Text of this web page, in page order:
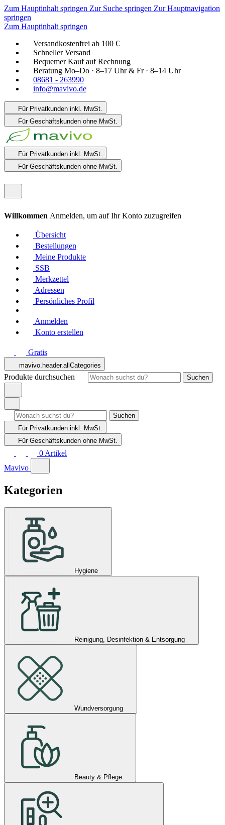
Zum Hauptinhalt springen Zur Suche springen Zur Hauptnavigation
springen
Zum Hauptinhalt springen
Versandkostenfrei ab 100 €
Schneller Versand
Bequemer Kauf auf Rechnung
Beratung Mo–Do · 8–17 Uhr & Fr · 8–14 Uhr
08681 - 263990
info@mavivo.de
Für Privatkunden inkl. MwSt.
Für Geschäftskunden ohne MwSt.
Für Privatkunden inkl. MwSt.
Für Geschäftskunden ohne MwSt.
Willkommen Anmelden, um auf Ihr Konto zuzugreifen
Übersicht
Bestellungen
Meine Produkte
SSB
Merkzettel
Adressen
Persönliches Profil
Anmelden
Konto erstellen
Gratis
mavivo.header.allCategories
Produkte durchsuchen Suchen
Suchen
Für Privatkunden inkl. MwSt.
Für Geschäftskunden ohne MwSt.
0 Artikel
Mavivo
Kategorien
Hygiene
Reinigung, Desinfektion & Entsorgung
Wundversorgung
Beauty & Pflege